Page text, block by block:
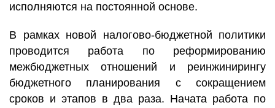
исполняются на постоянной основе.
В рамках новой налогово-бюджетной политики
проводится работа по реформированию
межбюджетных отношений и реинжинирингу
бюджетного планирования с сокращением
сроков и этапов в два раза. Начата работа по